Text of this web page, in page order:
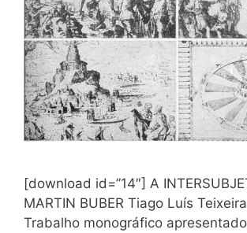
[download id=”14″] A
MARTIN BUBER Tiago Luís
Trabalho monográfico